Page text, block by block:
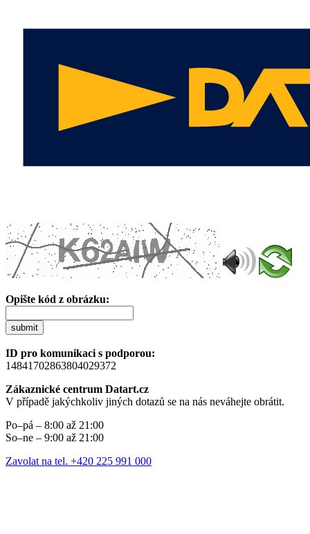
Opište kód z obrázku:
submit
ID pro komunikaci s podporou:
14841702863804029372
Zákaznické centrum Datart.cz
V případě jakýchkoliv jiných dotazů se na nás neváhejte obrátit.
Po–pá – 8:00 až 21:00
So–ne – 9:00 až 21:00
Zavolat na tel. +420 225 991 000